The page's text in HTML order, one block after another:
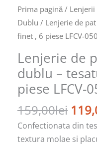
Prima pagină/ Lenjerii
Dublu / Lenjerie de
finet , 6 piese LFCV-050
Lenjerie de
dublu –
piese LFCV-
159,00lei
Confectionata din
textura molae si